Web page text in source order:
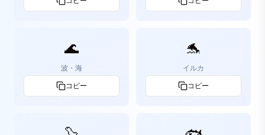
🌊
波・海
コピー
🐬
イルカ
コピー